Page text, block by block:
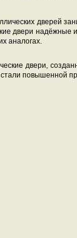
дверей
двери надёжные
аналогах.
двери,
повышенной